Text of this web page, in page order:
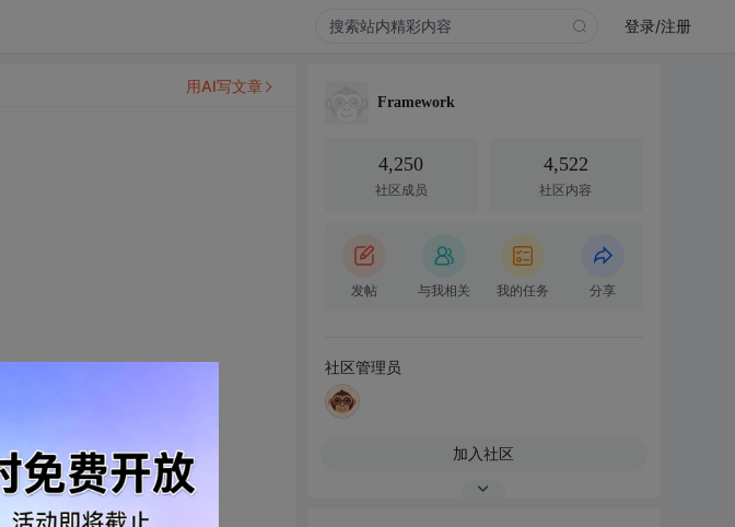
登录/注册
用AI写文章
Framework
4,250
社区成员
4,522
社区内容
发帖 与我相关 我的任务 分享
社区管理员
加入社区